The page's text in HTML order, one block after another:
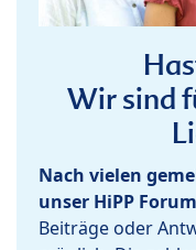
Wir sind
Nach vielen
unser HiPP
Beiträge oder